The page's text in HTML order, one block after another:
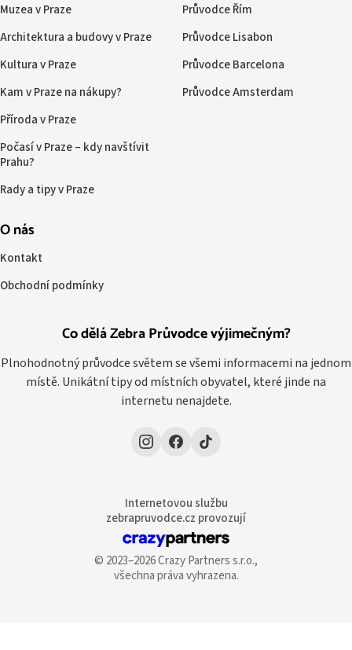
Co dělá Zebra Průvodce výjimečným?
Plnohodnotný průvodce světem se všemi informacemi na jednom
místě. Unikátní tipy od místních obyvatel, které jinde na
internetu nenajdete.
Muzea v Praze
Architektura a budovy v Praze
Kultura v Praze
Kam v Praze na nákupy?
Příroda v Praze
Počasí v Praze – kdy navštívit
Prahu?
Rady a tipy v Praze
Průvodce Řím
Průvodce Lisabon
Průvodce Barcelona
Průvodce Amsterdam
O nás
Kontakt
Obchodní podmínky
Internetovou službu
zebrapruvodce.cz provozují
© 2023–2026 Crazy Partners s.r.o.,
všechna práva vyhrazena.